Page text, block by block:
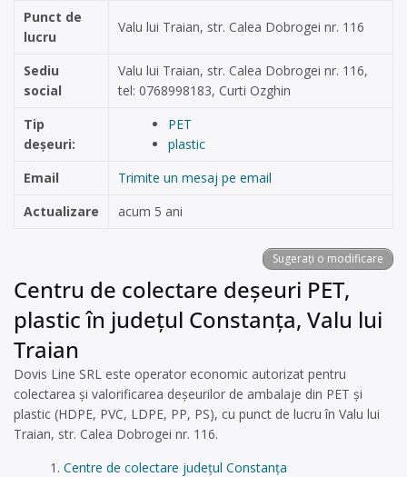
Punct de
lucru
Valu lui Traian, str. Calea Dobrogei nr. 116
Sediu
social
Valu lui Traian, str. Calea Dobrogei nr. 116,
tel: 0768998183, Curti Ozghin
Tip
deșeuri:
PET
plastic
Email
Trimite un mesaj pe email
Actualizare
acum 5 ani
Sugerați o modificare
Centru de colectare deșeuri PET,
plastic în județul Constanța, Valu lui
Traian
Dovis Line SRL este operator economic autorizat pentru
colectarea și valorificarea deșeurilor de ambalaje din PET și
plastic (HDPE, PVC, LDPE, PP, PS), cu punct de lucru în Valu lui
Traian, str. Calea Dobrogei nr. 116.
Centre de colectare județul Constanța